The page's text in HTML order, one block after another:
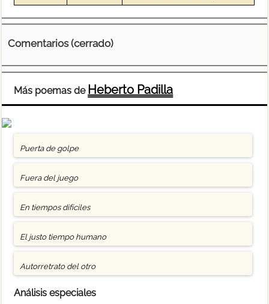
Comentarios (cerrado)
Más poemas de Heberto Padilla
Puerta de golpe
Fuera del juego
En tiempos difíciles
El justo tiempo humano
Autorretrato del otro
Análisis especiales